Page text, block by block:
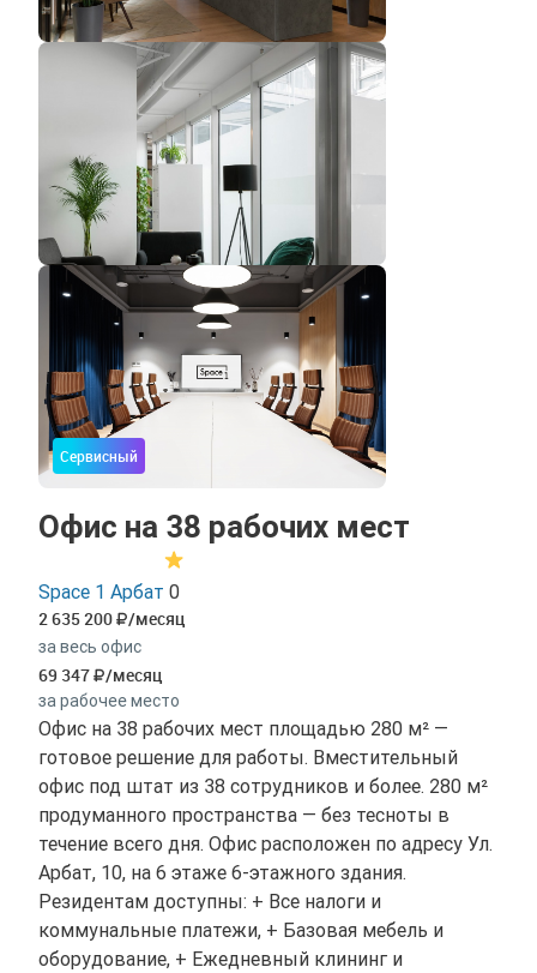
Сервисный
Офис на 38 рабочих мест
Space 1 Арбат 0
2 635 200 /месяц
за весь офис
69 347 /месяц
за рабочее место
Офис на 38 рабочих мест площадью 280 м² —
готовое решение для работы. Вместительный
офис под штат из 38 сотрудников и более. 280 м²
продуманного пространства — без тесноты в
течение всего дня. Офис расположен по адресу Ул.
Арбат, 10, на 6 этаже 6-этажного здания.
Резидентам доступны: + Все налоги и
коммунальные платежи, + Базовая мебель и
оборудование, + Ежедневный клининг и